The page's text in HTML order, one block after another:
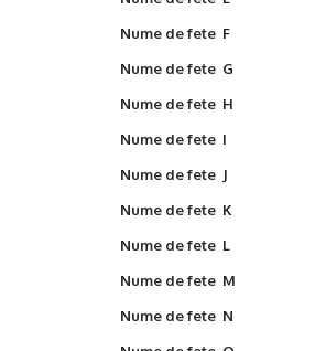
Nume de fete F
Nume de fete G
Nume de fete H
Nume de fete I
Nume de fete J
Nume de fete K
Nume de fete L
Nume de fete M
Nume de fete N